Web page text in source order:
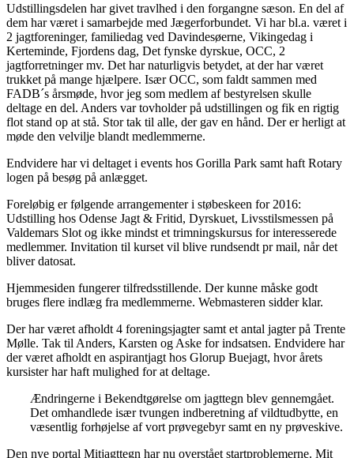
Udstillingsdelen har givet travlhed i den forgangne sæson. En del af
dem har været i samarbejde med Jægerforbundet. Vi har bl.a. været i
2 jagtforeninger, familiedag ved Davindesøerne, Vikingedag i
Kerteminde, Fjordens dag, Det fynske dyrskue, OCC, 2
jagtforretninger mv. Det har naturligvis betydet, at der har været
trukket på mange hjælpere. Især OCC, som faldt sammen med
FADB´s årsmøde, hvor jeg som medlem af bestyrelsen skulle
deltage en del. Anders var tovholder på udstillingen og fik en rigtig
flot stand op at stå. Stor tak til alle, der gav en hånd. Der er herligt at
møde den velvilje blandt medlemmerne.
Endvidere har vi deltaget i events hos Gorilla Park samt haft Rotary
logen på besøg på anlægget.
Foreløbig er følgende arrangementer i støbeskeen for 2016:
Udstilling hos Odense Jagt & Fritid, Dyrskuet, Livsstilsmessen på
Valdemars Slot og ikke mindst et trimningskursus for interesserede
medlemmer. Invitation til kurset vil blive rundsendt pr mail, når det
bliver datosat.
Hjemmesiden fungerer tilfredsstillende. Der kunne måske godt
bruges flere indlæg fra medlemmerne. Webmasteren sidder klar.
Der har været afholdt 4 foreningsjagter samt et antal jagter på Trente
Mølle. Tak til Anders, Karsten og Aske for indsatsen. Endvidere har
der været afholdt en aspirantjagt hos Glorup Buejagt, hvor årets
kursister har haft mulighed for at deltage.
Ændringerne i Bekendtgørelse om jagttegn blev gennemgået.
Det omhandlede især tvungen indberetning af vildtudbytte, en
væsentlig forhøjelse af vort prøvegebyr samt en ny prøveskive.
Den nye portal Mitjagttegn har nu overstået startproblemerne. Mit